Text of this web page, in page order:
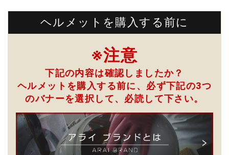
ヘルメットを購入する前に
※注意
下記の内容は確認しましたか？
ヘルメットを購入する前に、必ず下記の3つ
のバナーを選択して、 必読して下さい。